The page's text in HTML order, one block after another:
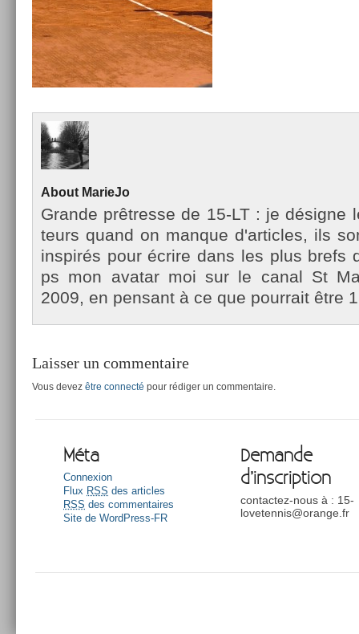
About MarieJo
Gran­de prêtres­se de 15-LT : je désigne
teurs quand on man­que d'ar­ticles, ils
in­spirés pour écrire dans les plus brefs
ps mon avatar moi sur le canal St
2009, en pen­sant à ce que pour­rait être
Laisser un commentaire
Vous devez être connecté pour rédiger un commentaire.
Méta
Connexion
Flux RSS des articles
RSS des commentaires
Site de WordPress-FR
Demande
d’inscription
contactez-nous à : 15-
lovetennis@orange.fr